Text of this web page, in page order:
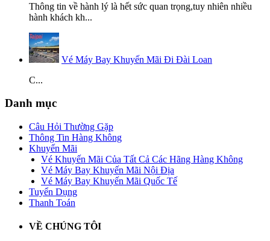
Thông tin về hành lý là hết sức quan trọng,tuy nhiên nhiều
hành khách kh...
Vé Máy Bay Khuyến Mãi Đi Đài Loan
C...
Danh mục
Câu Hỏi Thường Gặp
Thông Tin Hàng Không
Khuyến Mãi
Vé Khuyến Mãi Của Tất Cả Các Hãng Hàng Không
Vé Máy Bay Khuyến Mãi Nội Địa
Vé Máy Bay Khuyến Mãi Quốc Tế
Tuyển Dụng
Thanh Toán
VỀ CHÚNG TÔI